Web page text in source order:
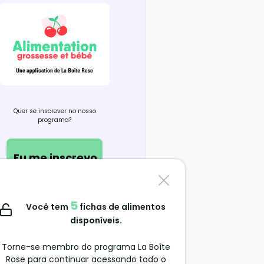
Quer se inscrever no nosso
programa?
Eu me inscrevo
Contate-nos
support@alimentation-
Você tem 5 fichas de alimentos
disponíveis.
Torne-se membro do programa La Boîte
Rose para continuar acessando todo o